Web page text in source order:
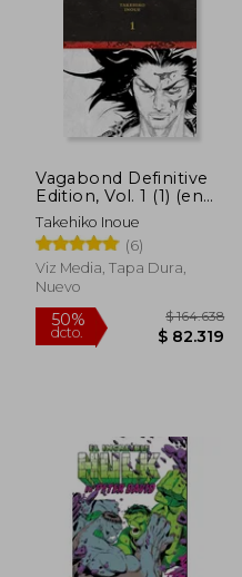
50%
dcto.
$ 230.959
$ 115.480
Vagabond Definitive
Edition, Vol. 1 (1) (en
Inglés)
Takehiko Inoue
(6)
Viz Media, Tapa Dura,
Nuevo